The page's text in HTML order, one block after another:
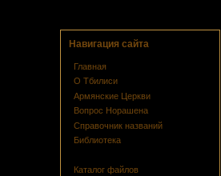
Навигация сайта
Главная
О Тбилиси
Армянские Церкви
Вопрос Норашена
Справочник названий
Библиотека
Каталог файлов